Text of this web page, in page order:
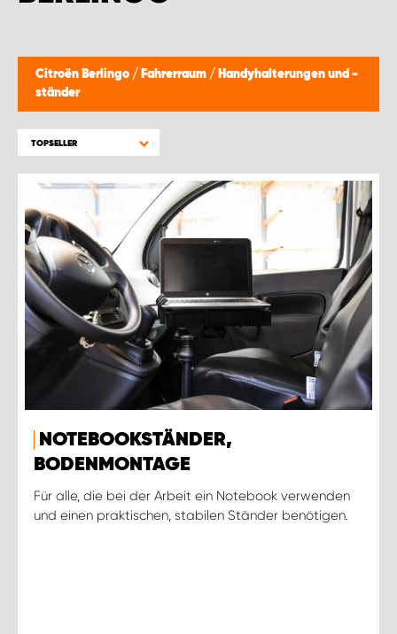
Citroën Berlingo / Fahrerraum / Handyhalterungen und -
ständer
TOPSELLER
NOTEBOOKSTÄNDER,
BODENMONTAGE
Für alle, die bei der Arbeit ein Notebook verwenden
und einen praktischen, stabilen Ständer benötigen.
WORK SYSTEM LIMBURG-KEMPEN
WORK SYSTEM WORK SYSTEM BRÜGGE